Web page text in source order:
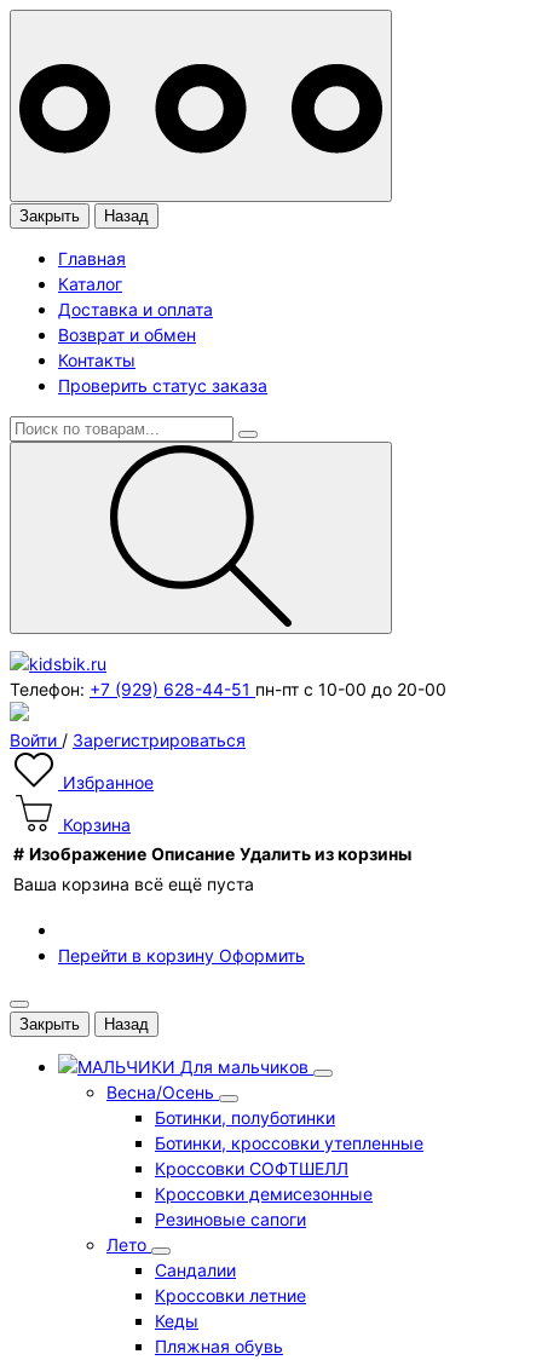
Закрыть Назад
Главная
Каталог
Доставка и оплата
Возврат и обмен
Контакты
Проверить статус заказа
Телефон: +7 (929) 628-44-51 пн-пт с 10-00 до 20-00
Войти / Зарегистрироваться
Избранное
Корзина
# Изображение Описание Удалить из корзины
Ваша корзина всё ещё пуста
Перейти в корзину Оформить
Закрыть Назад
Для мальчиков
Весна/Осень
Ботинки, полуботинки
Ботинки, кроссовки утепленные
Кроссовки СОФТШЕЛЛ
Кроссовки демисезонные
Резиновые сапоги
Лето
Cандалии
Кроссовки летние
Кеды
Пляжная обувь